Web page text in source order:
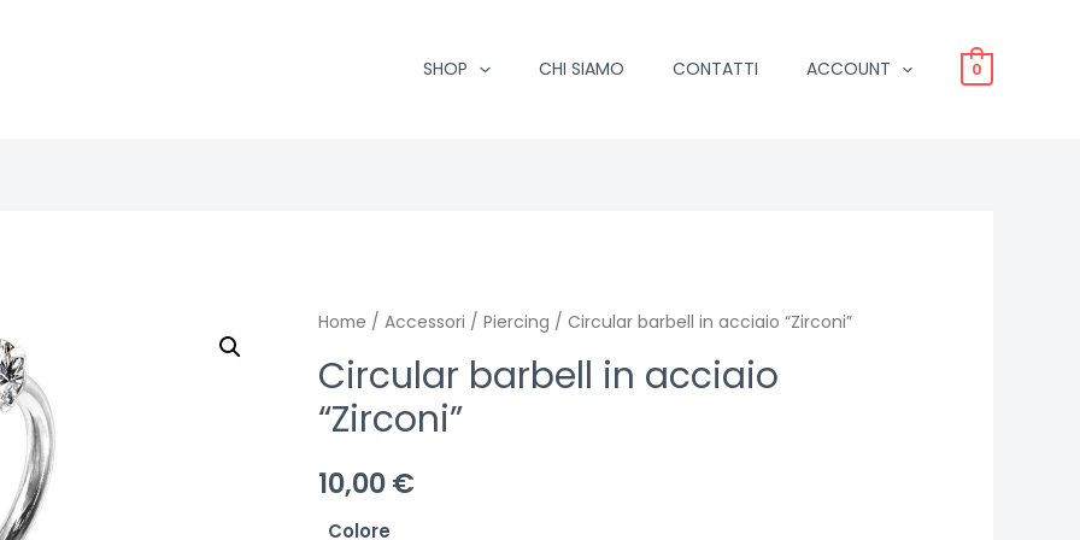
SHOP CHI SIAMO CONTATTI ACCOUNT 0
Home / Accessori / Piercing / Circular barbell in acciaio “Zirconi”
Circular barbell in acciaio
“Zirconi”
10,00€
Colore